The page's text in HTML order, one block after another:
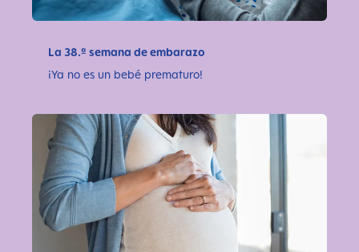
La 38.ª semana de embarazo
¡Ya no es un bebé prematuro!